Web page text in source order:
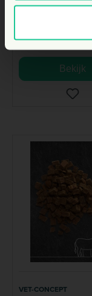
P
+1gratis
Bekijk
VET-CONCEPT